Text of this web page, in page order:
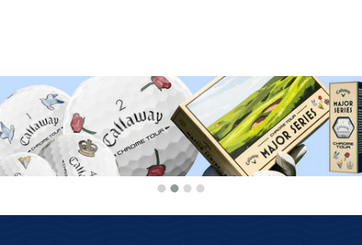
Warum bei Golfbrothers.de kaufen?